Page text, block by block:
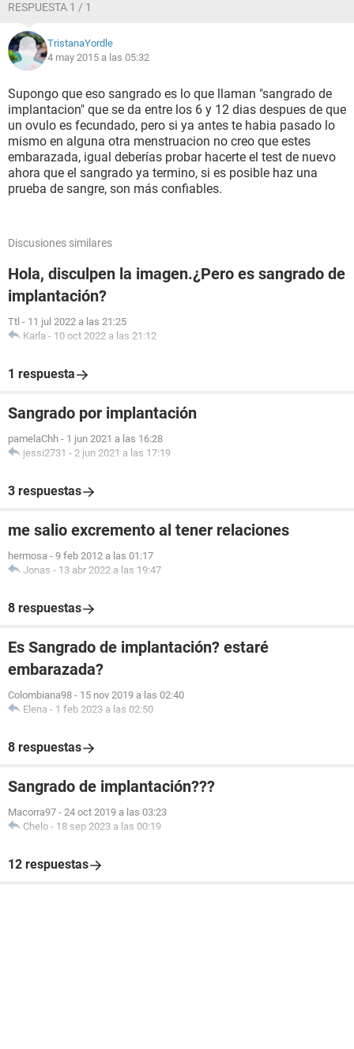
RESPUESTA 1 / 1
TristanaYordle
4 may 2015 a las 05:32
Supongo que eso sangrado es lo que llaman "sangrado de
implantacion" que se da entre los 6 y 12 dias despues de que
un ovulo es fecundado, pero si ya antes te habia pasado lo
mismo en alguna otra menstruacion no creo que estes
embarazada, igual deberías probar hacerte el test de nuevo
ahora que el sangrado ya termino, si es posible haz una
prueba de sangre, son más confiables.
Discusiones similares
Hola, disculpen la imagen.¿Pero es sangrado de
implantación?
Ttl - 11 jul 2022 a las 21:25
Karla - 10 oct 2022 a las 21:12
1 respuesta
Sangrado por implantación
pamelaChh - 1 jun 2021 a las 16:28
jessi2731 - 2 jun 2021 a las 17:19
3 respuestas
me salio excremento al tener relaciones
hermosa - 9 feb 2012 a las 01:17
Jonas - 13 abr 2022 a las 19:47
8 respuestas
Es Sangrado de implantación? estaré
embarazada?
Colombiana98 - 15 nov 2019 a las 02:40
Elena - 1 feb 2023 a las 02:50
8 respuestas
Sangrado de implantación???
Macorra97 - 24 oct 2019 a las 03:23
Chelo - 18 sep 2023 a las 00:19
12 respuestas